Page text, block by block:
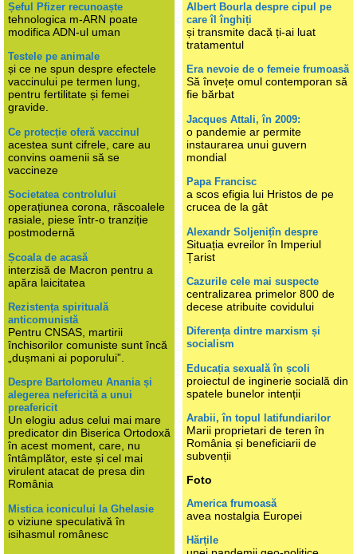
Șeful Pfizer recunoaște
tehnologica m-ARN poate
modifica ADN-ul uman
Testele pe animale
și ce ne spun despre efectele
vaccinului pe termen lung,
pentru fertilitate și femei
gravide.
Ce protecție oferă vaccinul
acestea sunt cifrele, care au
convins oamenii să se
vaccineze
Societatea controlului
operațiunea corona, răscoalele
rasiale, piese într-o tranziție
postmodernă
Școala de acasă
interzisă de Macron pentru a
apăra laicitatea
Rezistența spirituală
anticomunistă
Pentru CNSAS, martirii
închisorilor comuniste sunt încă
„dușmani ai poporului”.
Despre Bartolomeu Anania și
alegerea nefericită a unui
preafericit
Un elogiu adus celui mai mare
predicator din Biserica Ortodoxă
în acest moment, care, nu
întâmplător, este și cel mai
virulent atacat de presa din
România
Mistica iconicului la Ghelasie
o viziune speculativă în
isihasmul românesc
Albert Bourla despre cipul pe
care îl înghiți
și transmite dacă ți-ai luat
tratamentul
Era nevoie de o femeie frumoasă
Să învețe omul contemporan să
fie bărbat
Jacques Attali, în 2009:
o pandemie ar permite
instaurarea unui guvern
mondial
Papa Francisc
a scos efigia lui Hristos de pe
crucea de la gât
Alexandr Soljenițîn despre
Situația evreilor în Imperiul
Țarist
Cazurile cele mai suspecte
centralizarea primelor 800 de
decese atribuite covidului
Diferența dintre marxism și
socialism
Educația sexuală în școli
proiectul de inginerie socială din
spatele bunelor intenții
Arabii, în topul latifundiarilor
Marii proprietari de teren în
România și beneficiarii de
subvenții
Foto
America frumoasă
avea nostalgia Europei
Hărțile